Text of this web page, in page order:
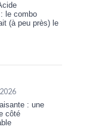
le combo
(à peu près) le
: une
côté